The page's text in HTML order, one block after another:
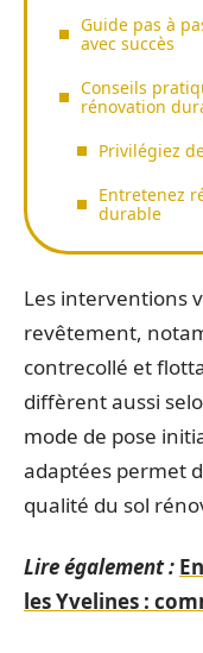
Guide pas à
avec succès
Conseils
rénovation
Privilégiez
Entretenez
durable
Les interventions
revêtement,
contrecollé et
diffèrent aussi
mode de pose
adaptées permet
qualité du sol
Lire également :
les Yvelines :